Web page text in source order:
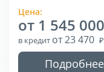
Цена:
от 1 545 000
в кредит от 23 470
Подробнее